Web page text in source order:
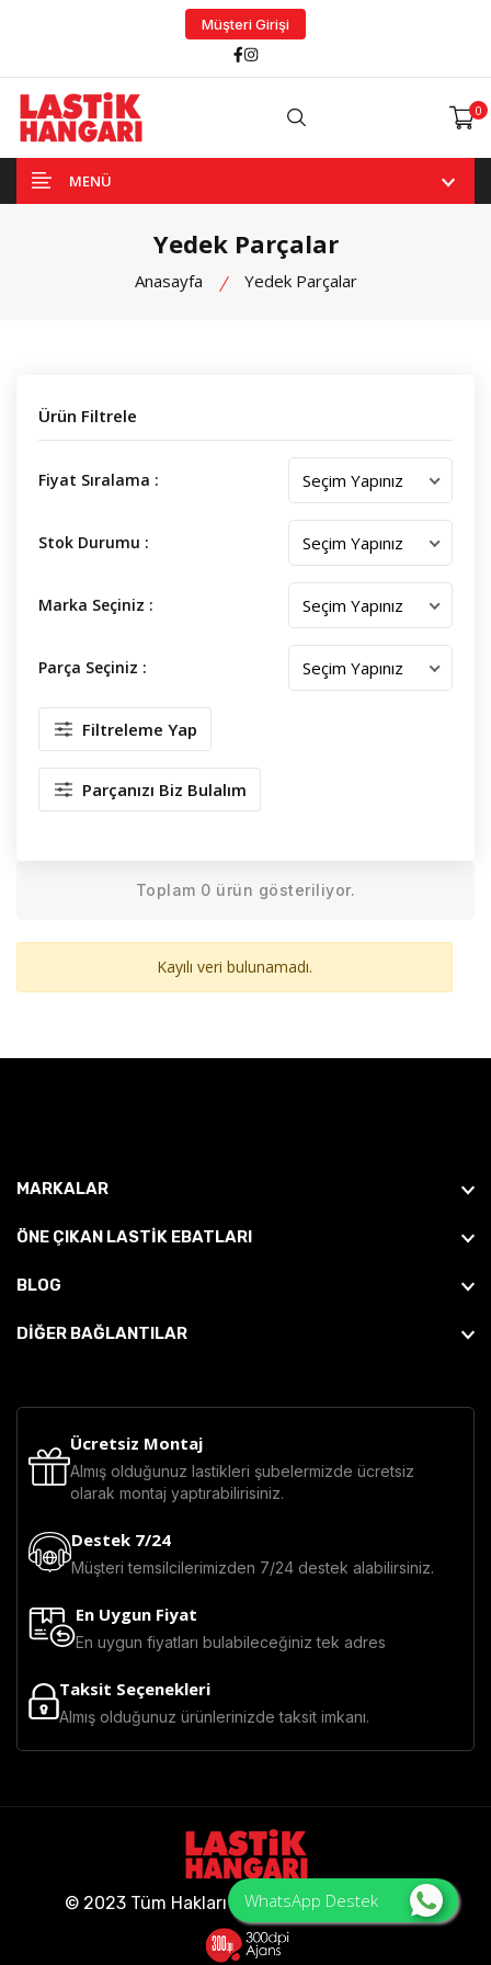
Müşteri Girişi
Facebook
Instagram
0
MENÜ
Yedek Parçalar
Anasayfa Yedek Parçalar
Ürün Filtrele
Fiyat Sıralama :
Stok Durumu :
Marka Seçiniz :
Parça Seçiniz :
Filtreleme Yap
Parçanızı Biz Bulalım
Toplam 0 ürün gösteriliyor.
Kayılı veri bulunamadı.
WhatsApp Destek
MARKALAR
ÖNE ÇIKAN LASTIK EBATLARI
BLOG
DİĞER BAĞLANTILAR
Ücretsiz Montaj
Almış olduğunuz lastikleri şubelermizde ücretsiz
olarak montaj yaptırabilirisiniz.
Destek 7/24
Müşteri temsilcilerimizden 7/24 destek alabilirsiniz.
En Uygun Fiyat
En uygun fiyatları bulabileceğiniz tek adres
Taksit Seçenekleri
Almış olduğunuz ürünlerinizde taksit imkanı.
© 2023 Tüm Hakları Saklıdır - Lastik Hangarı